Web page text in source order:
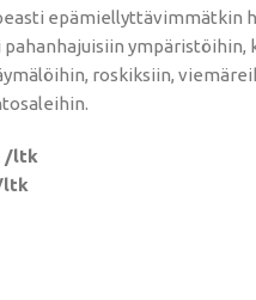
epämiellyttävimmätkin
pahanhajuisiin ympäristöihin,
roskiksiin,
/ltk
ltk